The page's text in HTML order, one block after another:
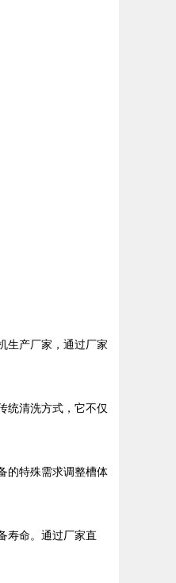
生产厂家，通过厂家
统清洗方式，它不仅
的特殊需求调整槽体
寿命。通过厂家直